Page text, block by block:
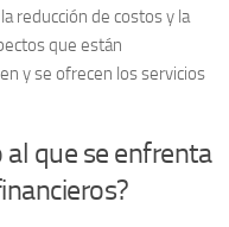
reducción de costos y la
que están
y se ofrecen los servicios
al que se enfrenta